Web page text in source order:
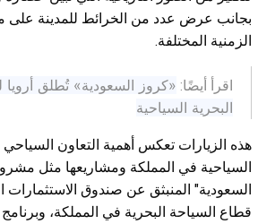
بجانب عرض عدد من الخرائط للمدينة على
الزمنية المختلفة.
اقرأ أيضًا: «كروز السعودية» تُطلق أرويا
البحرية السياحية
هذه الزيارات تعكس أهمية التعاون السياحي
السياحية في المملكة ومشاريعها مثل
السعودية" المنبثق عن صندوق الاستثمارات
قطاع السياحة البحرية في المملكة، وبرنامج